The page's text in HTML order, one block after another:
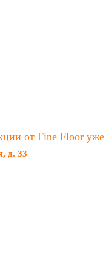
от Fine Floor
д. 33